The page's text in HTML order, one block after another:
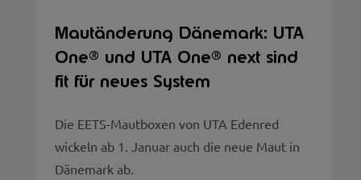
Mautänderung Dänemark: UTA
One® und UTA One® next sind
fit für neues System
Die EETS-Mautboxen von UTA Edenred
wickeln ab 1. Januar auch die neue Maut in
Dänemark ab.